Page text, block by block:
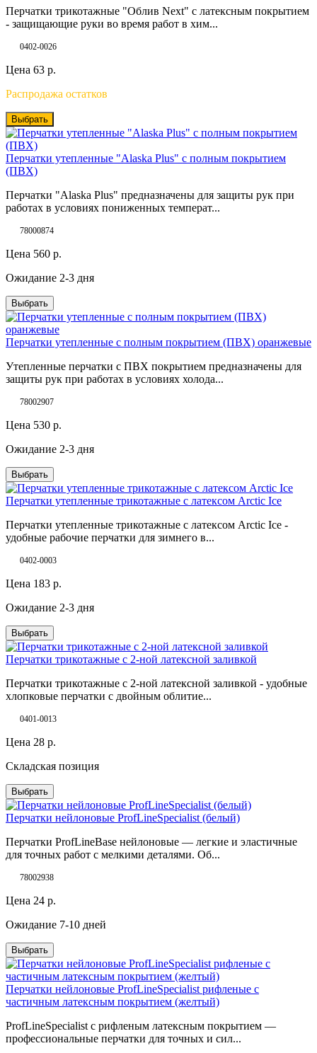
Перчатки трикотажные "Облив Next" с латексным покрытием
- защищающие руки во время работ в хим...
0402-0026
Цена 63 р.
Распродажа остатков
Выбрать
Перчатки утепленные "Alaska Plus" с полным покрытием
(ПВХ)
Перчатки "Alaska Plus" предназначены для защиты рук при
работах в условиях пониженных температ...
78000874
Цена 560 р.
Ожидание 2-3 дня
Выбрать
Перчатки утепленные с полным покрытием (ПВХ) оранжевые
Утепленные перчатки с ПВХ покрытием предназначены для
защиты рук при работах в условиях холода...
78002907
Цена 530 р.
Ожидание 2-3 дня
Выбрать
Перчатки утепленные трикотажные с латексом Arctic Ice
Перчатки утепленные трикотажные с латексом Arctic Ice -
удобные рабочие перчатки для зимнего в...
0402-0003
Цена 183 р.
Ожидание 2-3 дня
Выбрать
Перчатки трикотажные с 2-ной латексной заливкой
Перчатки трикотажные с 2-ной латексной заливкой - удобные
хлопковые перчатки с двойным облитие...
0401-0013
Цена 28 р.
Складская позиция
Выбрать
Перчатки нейлоновые ProfLineSpecialist (белый)
Перчатки ProfLineBase нейлоновые — легкие и эластичные
для точных работ с мелкими деталями. Об...
78002938
Цена 24 р.
Ожидание 7-10 дней
Выбрать
Перчатки нейлоновые ProfLineSpecialist рифленые с
частичным латексным покрытием (желтый)
ProfLineSpecialist с рифленым латексным покрытием —
профессиональные перчатки для точных и сил...